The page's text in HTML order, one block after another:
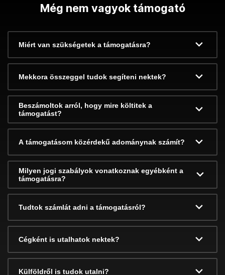
Még nem vagyok támogató
Miért van szükségetek a támogatásra?
Mekkora összeggel tudok segíteni nektek?
Beszámoltok arról, hogy mire költitek a
támogatást?
A támogatásom közérdekű adománynak számít?
Milyen jogi szabályok vonatkoznak egyébként a
támogatásra?
Tudtok számlát adni a támogatásról?
Cégként is utalhatok nektek?
Külföldről is tudok utalni?